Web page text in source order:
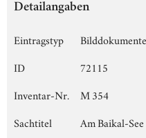
Detailangaben
Eintragstyp
Bilddokumente
ID
72115
Inventar-Nr.
M 354
Sachtitel
Am Baikal-See